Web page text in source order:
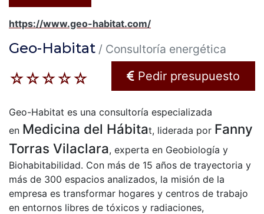
p
r
n
c
i
p
a
l
https://www.geo-habitat.com/
Geo-Habitat / Consultoría energética
☆☆☆☆☆ Pedir presupuesto
Geo-Habitat es una consultoría especializada
en Medicina del Hábitat, liderada por Fanny
Torras Vilaclara, experta en Geobiología y
Biohabitabilidad. Con más de 15 años de trayectoria y
más de 300 espacios analizados, la misión de la
empresa es transformar hogares y centros de trabajo
en entornos libres de tóxicos y radiaciones,